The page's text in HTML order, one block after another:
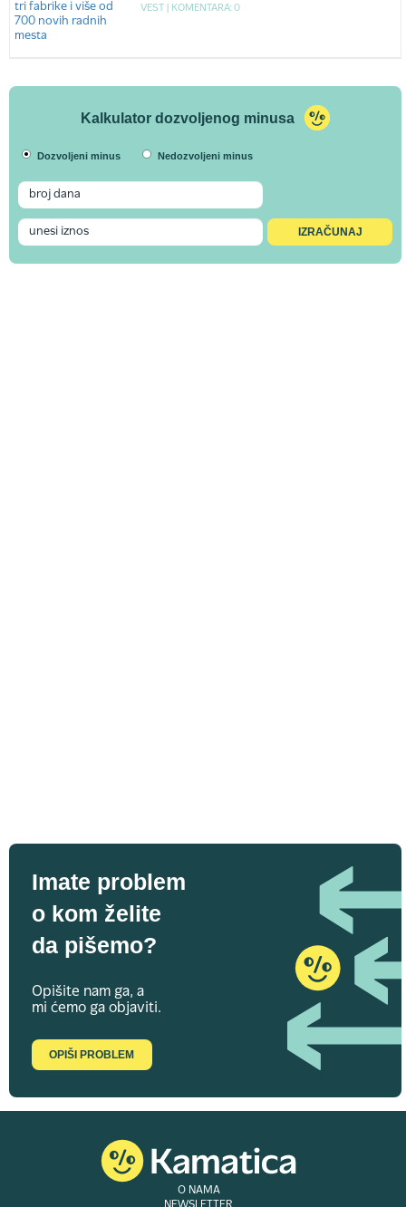
VEST | KOMENTARA: 0
Kalkulator dozvoljenog minusa
Dozvoljeni minus Nedozvoljeni minus
Imate problem
o kom želite
da pišemo?
Opišite nam ga, a
mi ćemo ga objaviti.
OPIŠI PROBLEM
O NAMA